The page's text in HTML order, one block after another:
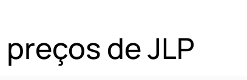
de JLP